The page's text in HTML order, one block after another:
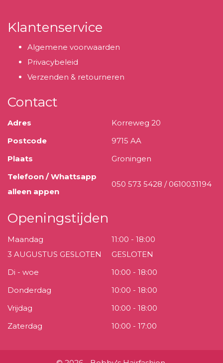
Klantenservice
Algemene voorwaarden
Privacybeleid
Verzenden & retourneren
Contact
Adres
Korreweg 20
Postcode
9715 AA
Plaats
Groningen
Telefoon / Whattsapp
alleen appen
050 573 5428 / 0610031194
Openingstijden
Maandag
3 AUGUSTUS GESLOTEN
11:00 - 18:00
GESLOTEN
Di - woe
10:00 - 18:00
Donderdag
10:00 - 18:00
Vrijdag
10:00 - 18:00
Zaterdag
10:00 - 17:00